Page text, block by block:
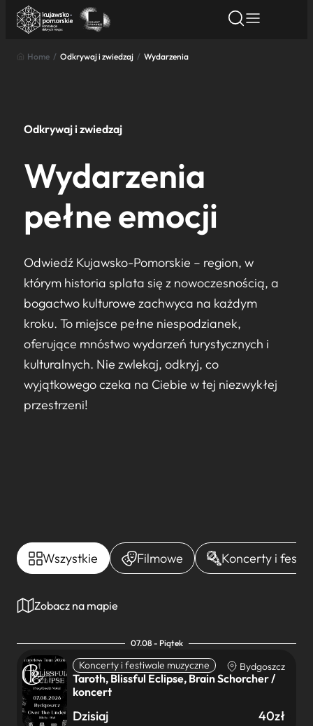
Kategoria
Home / Odkrywaj i zwiedzaj / Wydarzenia
Odkrywaj i zwiedzaj
Wydarzenia
pełne emocji
Odwiedź Kujawsko-Pomorskie – region, w
którym historia splata się z nowoczesnością, a
bogactwo kulturowe zachwyca na każdym
kroku. To miejsce pełne niespodzianek,
oferujące mnóstwo wydarzeń turystycznych i
kulturalnych. Nie zwlekaj, odkryj, co
wyjątkowego czeka na Ciebie w tej niezwykłej
przestrzeni!
Wszystkie Filmowe Koncerty i
Zobacz na mapie
07.08 - Piątek
Koncerty i festiwale muzyczne Bydgoszcz
Taroth, Blissful Eclipse, Brain Schorcher /
koncert
Dzisiaj 40zł